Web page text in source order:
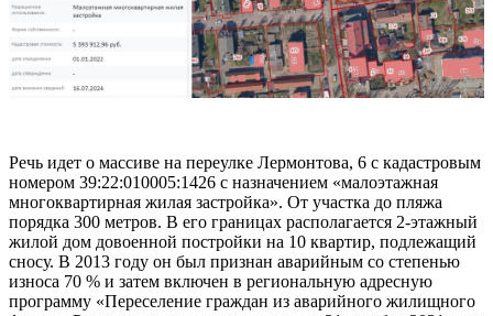
Речь идет о массиве на переулке Лермонтова, 6 с кадастровым
номером 39:22:010005:1426 с назначением «малоэтажная
многоквартирная жилая застройка». От участка до пляжа
порядка 300 метров. В его границах располагается 2-этажный
жилой дом довоенной постройки на 10 квартир, подлежащий
сносу. В 2013 году он был признан аварийным со степенью
износа 70 % и затем включен в региональную адресную
программу «Переселение граждан из аварийного жилищного